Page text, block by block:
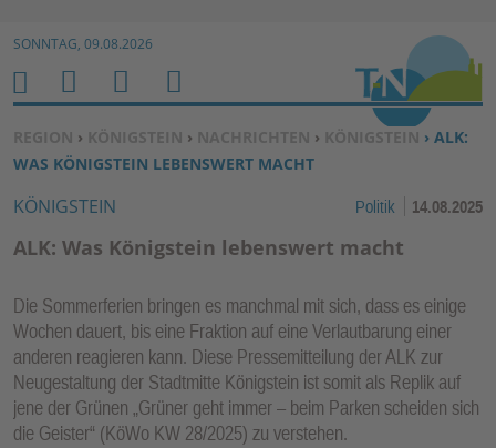
Zum Inhalt springen ↓
SONNTAG, 09.08.2026
SIE BEFINDEN SICH HIER:
REGION › KÖNIGSTEIN › NACHRICHTEN › KÖNIGSTEIN › ALK:
WAS KÖNIGSTEIN LEBENSWERT MACHT
KÖNIGSTEIN Politik 14.08.2025
ALK: Was Königstein lebenswert macht
Die Sommerferien bringen es manchmal mit sich, dass es einige
Wochen dauert, bis eine Fraktion auf eine Verlautbarung einer
anderen reagieren kann. Diese Pressemitteilung der ALK zur
Neugestaltung der Stadtmitte Königstein ist somit als Replik auf
jene der Grünen „Grüner geht immer – beim Parken scheiden sich
die Geister“ (KöWo KW 28/2025) zu verstehen.
H
O
M
E
M
E
N
U
S
U
C
H
E
N
B
E
N
Z
R
F
U
N
K